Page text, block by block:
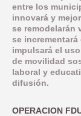
LINEA 8:
CANAL DE
entre los
innovará y
se remodelarán
se
impulsará el
de movilidad
laboral y
difusión.
OPERACION